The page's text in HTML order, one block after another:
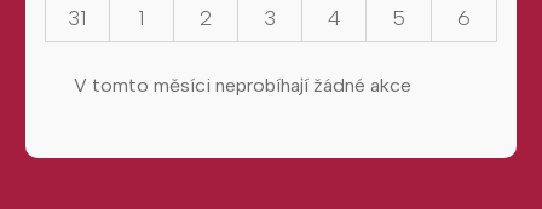
31
1 2 3 4 5 6
V tomto měsíci neprobíhají žádné akce